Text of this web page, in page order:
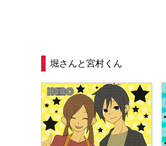
堀さんと宮村くん